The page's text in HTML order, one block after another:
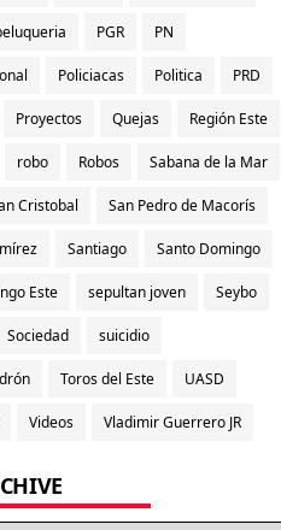
PGR PN
Policiacas Politica PRD
Proyectos Quejas Región Este
robo Robos Sabana de la Mar
Cristobal San Pedro de Macorís
Santiago Santo Domingo
Este sepultan joven Seybo
Sociedad suicidio
Toros del Este UASD
Videos Vladimir Guerrero JR